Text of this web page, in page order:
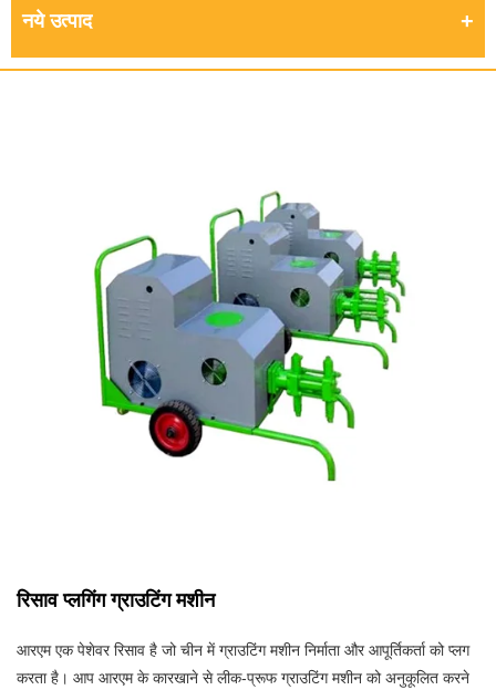
नये उत्पाद
रिसाव प्लगिंग ग्राउटिंग मशीन
आरएम एक पेशेवर रिसाव है जो चीन में ग्राउटिंग मशीन निर्माता और आपूर्तिकर्ता को प्लग
करता है। आप आरएम के कारखाने से लीक-प्रूफ ग्राउटिंग मशीन को अनुकूलित करने